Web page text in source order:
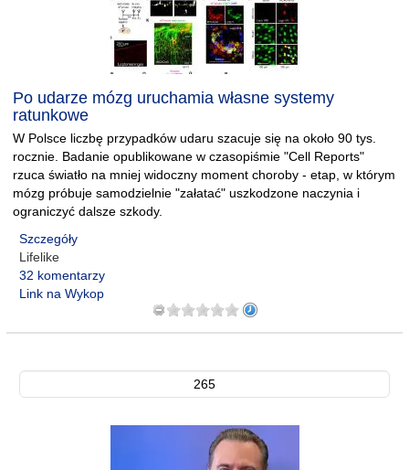
Po udarze mózg uruchamia własne systemy
ratunkowe
W Polsce liczbę przypadków udaru szacuje się na około 90 tys.
rocznie. Badanie opublikowane w czasopiśmie "Cell Reports"
rzuca światło na mniej widoczny moment choroby - etap, w którym
mózg próbuje samodzielnie "załatać" uszkodzone naczynia i
ograniczyć dalsze szkody.
Szczegóły
Lifelike
32 komentarzy
Link na Wykop
265